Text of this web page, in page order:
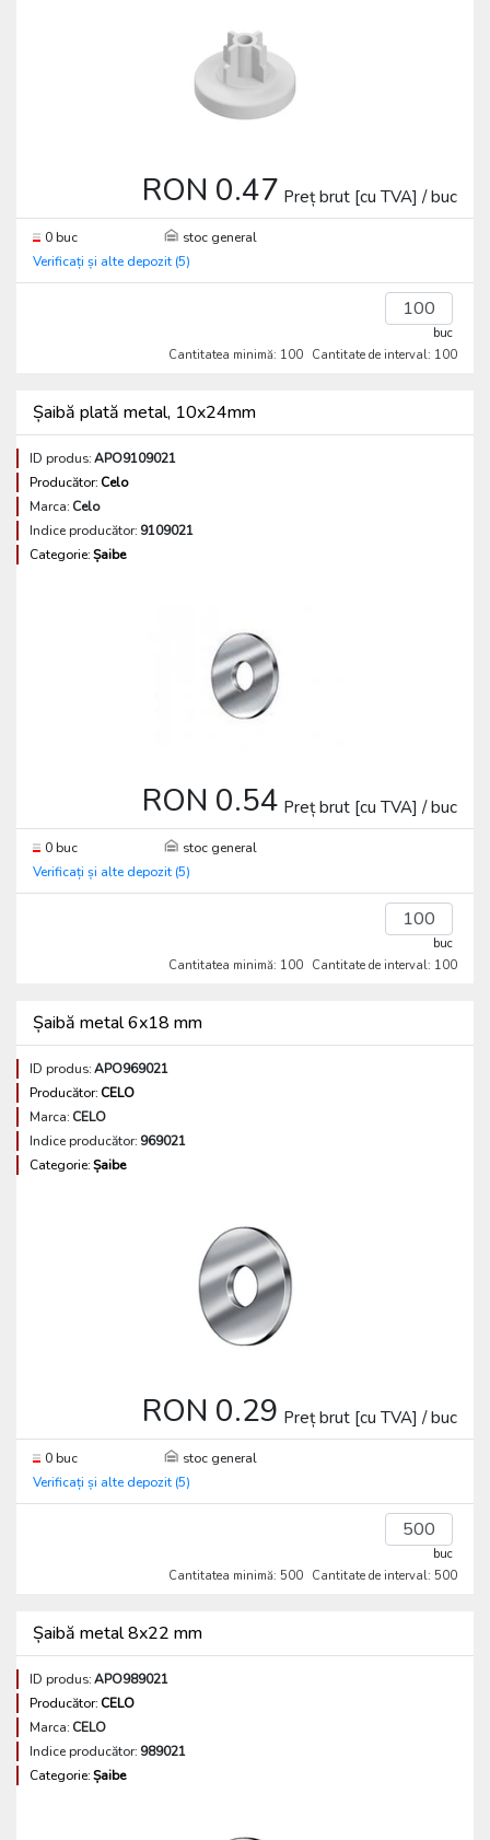
RON 0.47 Preț brut [cu TVA] / buc
0 buc
stoc general
Verificați și alte depozit (5)
buc
Cantitatea minimă: 100 Cantitate de interval: 100
Șaibă plată metal, 10x24mm
ID produs:APO9109021
Producător: Celo
Marca: Celo
Indice producător: 9109021
Categorie:Șaibe
RON 0.54 Preț brut [cu TVA] / buc
0 buc
stoc general
Verificați și alte depozit (5)
buc
Cantitatea minimă: 100 Cantitate de interval: 100
Șaibă metal 6x18 mm
ID produs:APO969021
Producător: CELO
Marca: CELO
Indice producător: 969021
Categorie:Șaibe
RON 0.29 Preț brut [cu TVA] / buc
0 buc
stoc general
Verificați și alte depozit (5)
buc
Cantitatea minimă: 500 Cantitate de interval: 500
Șaibă metal 8x22 mm
ID produs:APO989021
Producător: CELO
Marca: CELO
Indice producător: 989021
Categorie:Șaibe